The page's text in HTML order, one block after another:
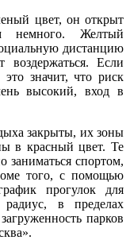
цвет, он открыт
Желтый
дистанцию
Если
значит, что риск
высокий, вход в
закрыты, их зоны
в красный цвет. Те
заниматься спортом,
того, с помощью
прогулок для
в пределах
парков